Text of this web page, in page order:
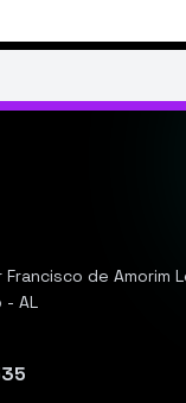
de Amorim
- AL